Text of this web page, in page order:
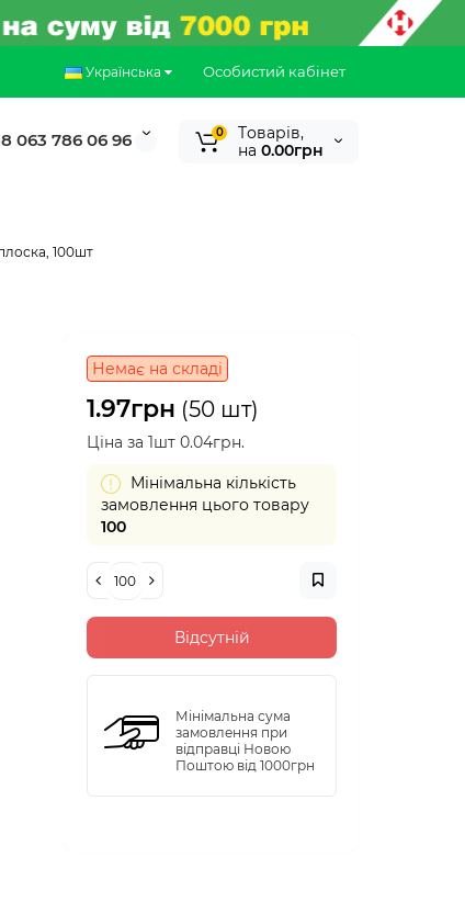
Особистий кабінет
Українська
063 786 06 96 0
Tоварів,
на 0.00грн
100шт
Немає на складі
1.97грн (50 шт)
Ціна за 1шт 0.04грн.
Мінімальна кількість
замовлення цього товару
100
Відсутній
Мінімальна сума
замовлення при
відправці Новою
Поштою від 1000грн